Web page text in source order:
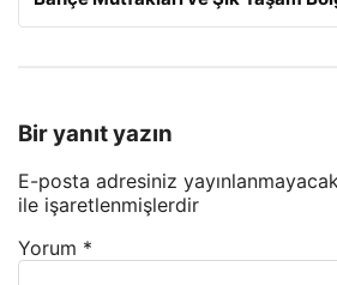
Bir yanıt yazın
E-posta adresiniz
ile işaretlenmişlerdir
Yorum *